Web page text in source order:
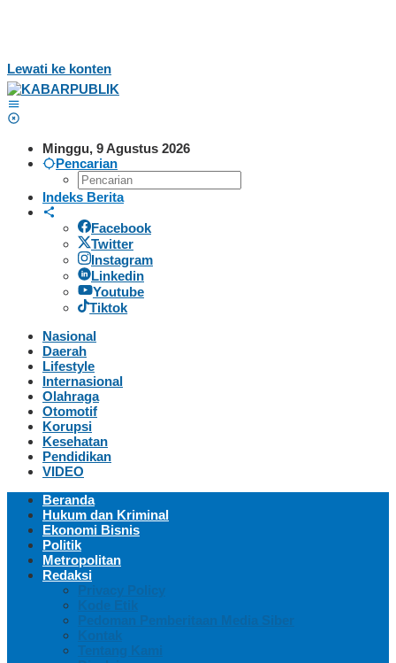
Lewati ke konten
Minggu, 9 Agustus 2026
Pencarian
Indeks Berita
Facebook
Twitter
Instagram
Linkedin
Youtube
Tiktok
Nasional
Daerah
Lifestyle
Internasional
Olahraga
Otomotif
Korupsi
Kesehatan
Pendidikan
VIDEO
Beranda
Hukum dan Kriminal
Ekonomi Bisnis
Politik
Metropolitan
Redaksi
Privacy Policy
Kode Etik
Pedoman Pemberitaan Media Siber
Kontak
Tentang Kami